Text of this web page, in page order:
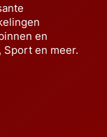
en
Sport en meer.